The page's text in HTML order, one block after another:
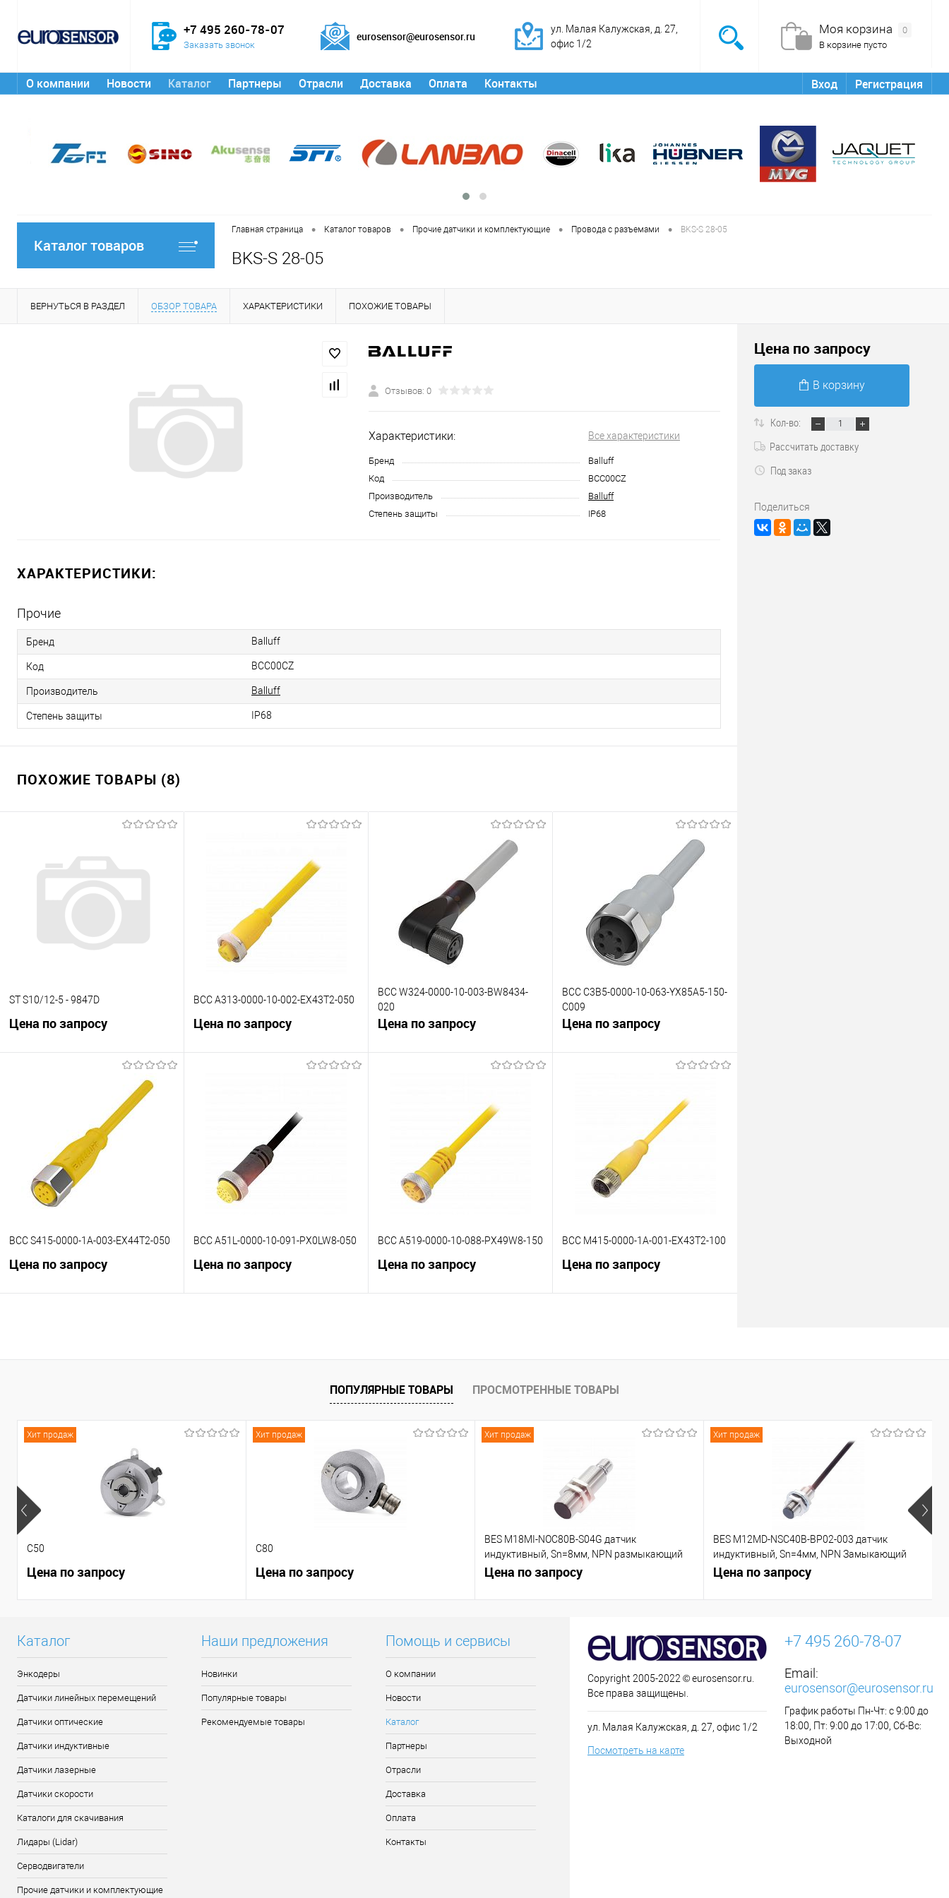
+7 495 260-78-07
Заказать звонок
eurosensor@eurosensor.ru
ул. Малая Калужская, д. 27,
офис 1/2
Моя корзина
0
В корзине пусто
О компании Новости Каталог Партнеры Отрасли Доставка Оплата Контакты Вход Регистрация
Каталог товаров
Главная страница • Каталог товаров • Прочие датчики и комплектующие • Провода с разъемами • BKS-S 28-05
BKS-S 28-05
ВЕРНУТЬСЯ В РАЗДЕЛ ОБЗОР ТОВАРА ХАРАКТЕРИСТИКИ ПОХОЖИЕ ТОВАРЫ
Отзывов: 0
Характеристики: Все характеристики
Бренд
Balluff
Код
BCC00CZ
Производитель
Balluff
Степень защиты
IP68
ХАРАКТЕРИСТИКИ:
Прочие
Бренд Balluff
Код BCC00CZ
Производитель Balluff
Степень защиты IP68
ПОХОЖИЕ ТОВАРЫ (8)
ST S10/12-5 - 9847D
Цена по запросу
В корзину
BCC A313-0000-10-002-EX43T2-050
Цена по запросу
В корзину
BCC W324-0000-10-003-BW8434-
020
Цена по запросу
В корзину
BCC C3B5-0000-10-063-YX85A5-150-
C009
Цена по запросу
В корзину
BCC S415-0000-1A-003-EX44T2-050
Цена по запросу
BCC A51L-0000-10-091-PX0LW8-050
Цена по запросу
BCC A519-0000-10-088-PX49W8-150
Цена по запросу
BCC M415-0000-1A-001-EX43T2-100
Цена по запросу
Цена по запросу
В корзину
Кол-во:
Рассчитать доставку
Под заказ
Поделиться
ПОПУЛЯРНЫЕ ТОВАРЫ ПРОСМОТРЕННЫЕ ТОВАРЫ
Хит продаж
C50
Цена по запросу
Хит продаж
C80
Цена по запросу
Хит продаж
BES M18MI-NOC80B-S04G датчик
индуктивный, Sn=8мм, NPN размыкающий
контакт (NC)
Цена по запросу
Хит продаж
BES M12MD-NSC40B-BP02-003 датчик
индуктивный, Sn=4мм, NPN Замыкающий
контакт (NO)
Цена по запросу
Каталог
Энкодеры
Датчики линейных перемещений
Датчики оптические
Датчики индуктивные
Датчики лазерные
Датчики скорости
Каталоги для скачивания
Лидары (Lidar)
Серводвигатели
Прочие датчики и комплектующие
Наши предложения
Новинки
Популярные товары
Рекомендуемые товары
Помощь и сервисы
О компании
Новости
Каталог
Партнеры
Отрасли
Доставка
Оплата
Контакты
Copyright 2005-2022 © eurosensor.ru.
Все права защищены.
ул. Малая Калужская, д. 27, офис 1/2
Посмотреть на карте
+7 495 260-78-07
Email:
eurosensor@eurosensor.ru
График работы Пн-Чт: с 9:00 до
18:00, Пт: 9:00 до 17:00, Сб-Вс:
Выходной